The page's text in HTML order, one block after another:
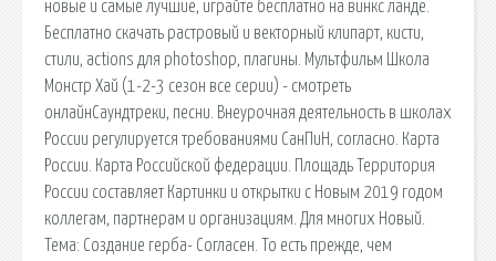
новые и самые лучшие, играйте бесплатно на винкс ланде.
Бесплатно скачать растровый и векторный клипарт, кисти,
стили, actions для photoshop, плагины. Мультфильм Школа
Монстр Хай (1-2-3 сезон все серии) - смотреть
онлайнСаундтреки, песни. Внеурочная деятельность в школах
России регулируется требованиями СанПиН, согласно. Карта
России. Карта Российской федерации. Площадь Территория
России составляет Картинки и открытки с Новым 2019 годом
коллегам, партнерам и организациям. Для многих Новый.
Тема: Создание герба- Согласен. То есть прежде, чем